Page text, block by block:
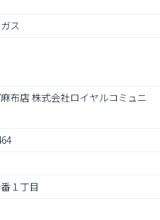
ス
布店 株式会社ロイヤルコミュニ
１丁目